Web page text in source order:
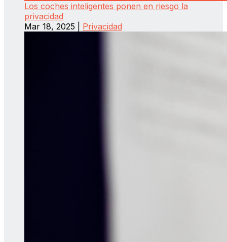
Los coches inteligentes ponen en riesgo la
privacidad
Mar 18, 2025
Privacidad